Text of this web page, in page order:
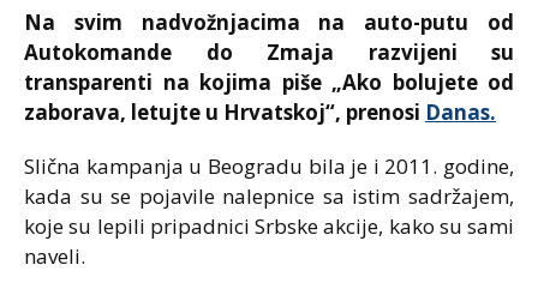
Na svim nadvožnjacima na auto-putu od
Autokomande do Zmaja razvijeni su
transparenti na kojima piše „Ako bolujete od
zaborava, letujte u Hrvatskoj“, prenosi Danas.
Slična kampanja u Beogradu bila je i 2011. godine,
kada su se pojavile nalepnice sa istim sadržajem,
koje su lepili pripadnici Srbske akcije, kako su sami
naveli.